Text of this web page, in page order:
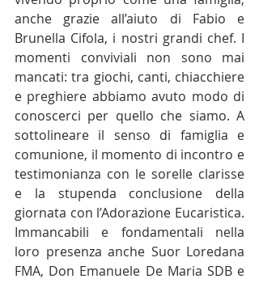
anche grazie all’aiuto di Fabio e
Brunella Cifola, i nostri grandi chef. I
momenti conviviali non sono mai
mancati: tra giochi, canti, chiacchiere
e preghiere abbiamo avuto modo di
conoscerci per quello che siamo. A
sottolineare il senso di famiglia e
comunione, il momento di incontro e
testimonianza con le sorelle clarisse
e la stupenda conclusione della
giornata con l’Adorazione Eucaristica.
Immancabili e fondamentali nella
loro presenza anche Suor Loredana
FMA, Don Emanuele De Maria SDB e